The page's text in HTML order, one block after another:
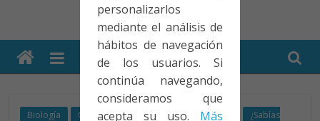
personalizarlos
mediante el análisis de
hábitos de navegación
de los usuarios. Si
continúa navegando,
consideramos que
acepta su uso. Más
Biología Qué guapo! Tecnología Videos
¿Sabías